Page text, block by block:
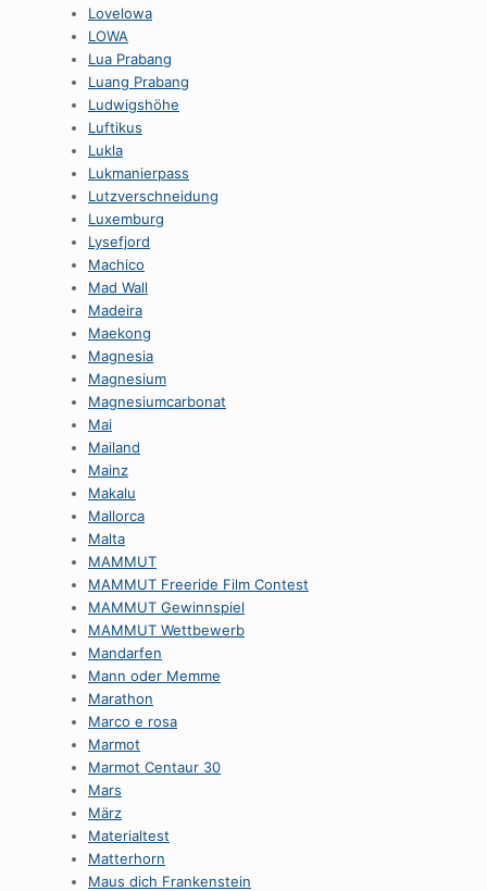
Lovelowa
LOWA
Lua Prabang
Luang Prabang
Ludwigshöhe
Luftikus
Lukla
Lukmanierpass
Lutzverschneidung
Luxemburg
Lysefjord
Machico
Mad Wall
Madeira
Maekong
Magnesia
Magnesium
Magnesiumcarbonat
Mai
Mailand
Mainz
Makalu
Mallorca
Malta
MAMMUT
MAMMUT Freeride Film Contest
MAMMUT Gewinnspiel
MAMMUT Wettbewerb
Mandarfen
Mann oder Memme
Marathon
Marco e rosa
Marmot
Marmot Centaur 30
Mars
März
Materialtest
Matterhorn
Maus dich Frankenstein